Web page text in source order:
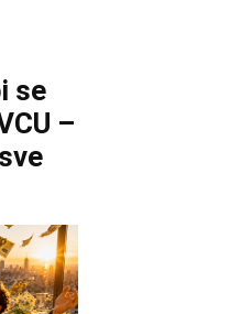
se
–